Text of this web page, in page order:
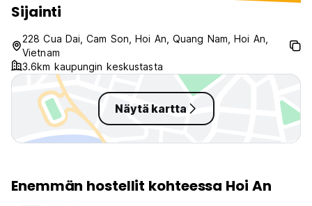
front and free bicycles if you want
to venture into the town/oldtown
which only takes maybe 20
minutes. If you’re mid 20s or older
it’s the perfect stay
Sijainti
228 Cua Dai, Cam Son, Hoi An, Quang Nam, Hoi An,
Vietnam
3.6km kaupungin keskustasta
Näytä kartta
Enemmän hostellit kohteessa Hoi An